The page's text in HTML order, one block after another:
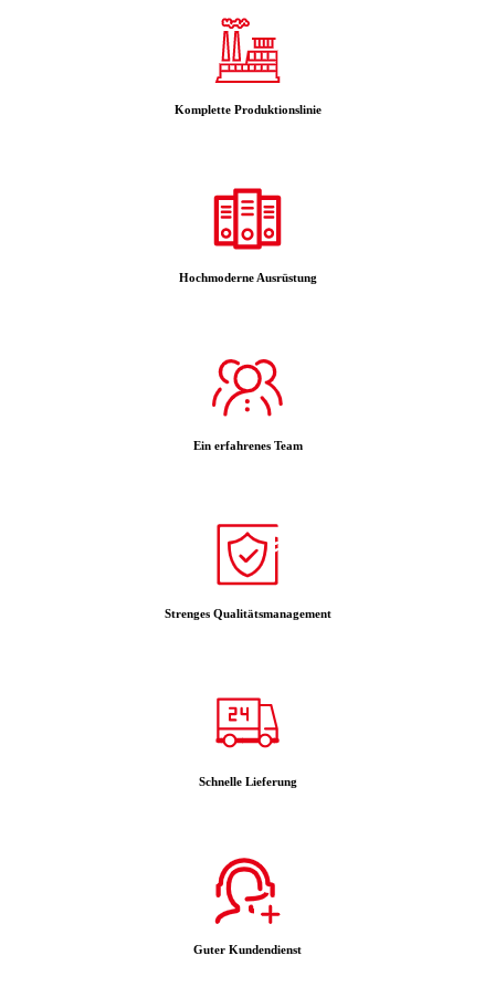
Komplette Produktionslinie
Hochmoderne Ausrüstung
Ein erfahrenes Team
Strenges Qualitätsmanagement
Schnelle Lieferung
Guter Kundendienst